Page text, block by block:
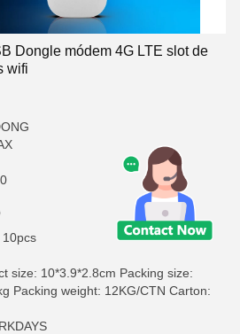
Dongle módem 4G LTE slot de
wifi
size: 10*3.9*2.8cm Packing size:
Packing weight: 12KG/CTN Carton: